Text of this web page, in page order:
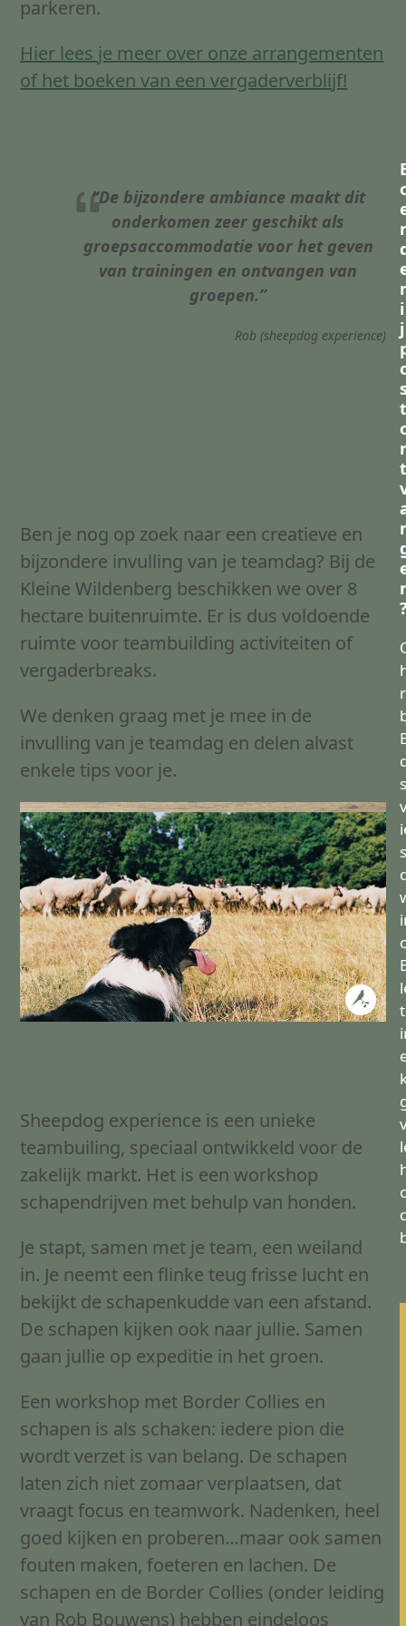
parkeren.
Hier lees je meer over onze arrangementen
of het boeken van een vergaderverblijf!
“De bijzondere ambiance maakt dit
onderkomen zeer geschikt als
groepsaccommodatie voor het geven
van trainingen en ontvangen van
groepen.”
Rob (sheepdog experience)
Ben je nog op zoek naar een creatieve en
bijzondere invulling van je teamdag? Bij de
Kleine Wildenberg beschikken we over 8
hectare buitenruimte. Er is dus voldoende
ruimte voor teambuilding activiteiten of
vergaderbreaks.
We denken graag met je mee in de
invulling van je teamdag en delen alvast
enkele tips voor je.
Sheepdog experience is een unieke
teambuiling, speciaal ontwikkeld voor de
zakelijk markt. Het is een workshop
schapendrijven met behulp van honden.
Je stapt, samen met je team, een weiland
in. Je neemt een flinke teug frisse lucht en
bekijkt de schapenkudde van een afstand.
De schapen kijken ook naar jullie. Samen
gaan jullie op expeditie in het groen.
Een workshop met Border Collies en
schapen is als schaken: iedere pion die
wordt verzet is van belang. De schapen
laten zich niet zomaar verplaatsen, dat
vraagt focus en teamwork. Nadenken, heel
goed kijken en proberen…maar ook samen
fouten maken, foeteren en lachen. De
schapen en de Border Collies (onder leiding
van Rob Bouwens) hebben eindeloos
r
r
i
j
t
t